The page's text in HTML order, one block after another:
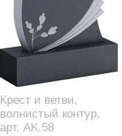
Крест и ветви,
волнистый контур,
арт. AK.58